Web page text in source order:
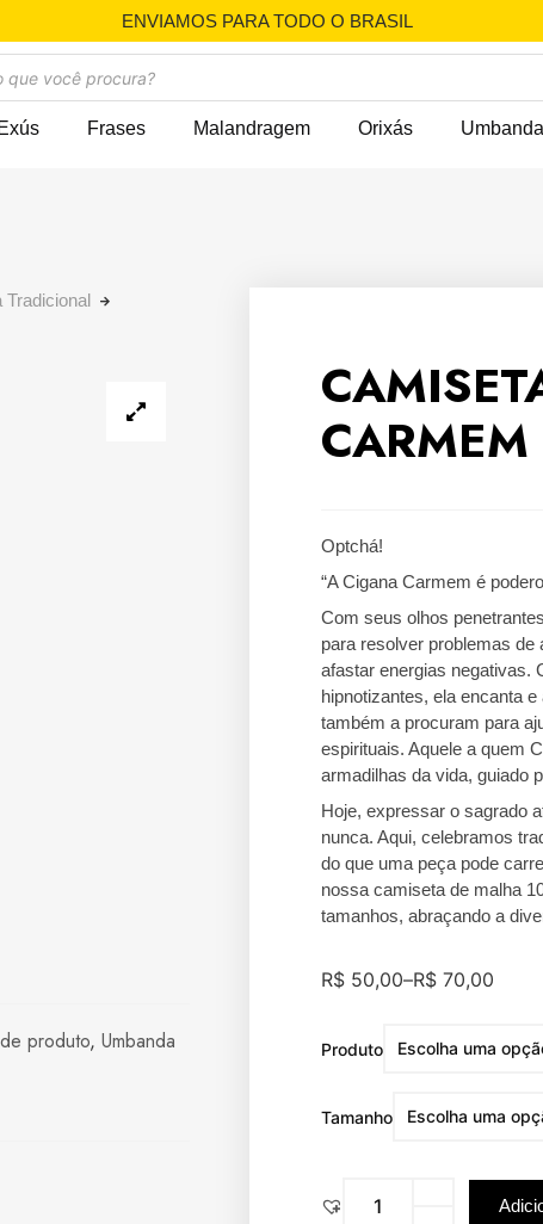
ENVIAMOS PARA TODO O BRASIL
Exús Frases Malandragem Orixás Umbanda
Tradicional
produto, Umbanda
CARMEM
Optchá!
“A Cigana Carmem é
Com seus olhos
para resolver problemas de
afastar energias negativas.
hipnotizantes, ela encanta
também a procuram para
espirituais. Aquele a quem
armadilhas da vida, guiado
Hoje, expressar o sagrado
nunca. Aqui, celebramos
do que uma peça pode
nossa camiseta de malha
tamanhos, abraçando a
R$ 50,00–R$ 70,00
Produto
Tamanho